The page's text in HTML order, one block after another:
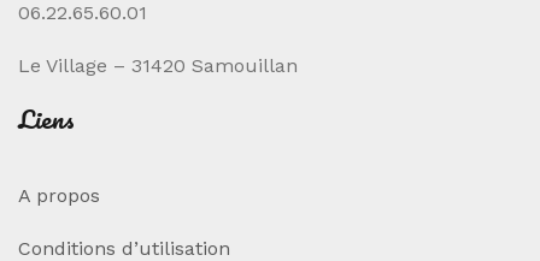
06.22.65.60.01
Le Village – 31420 Samouillan
Liens
A propos
Conditions d’utilisation